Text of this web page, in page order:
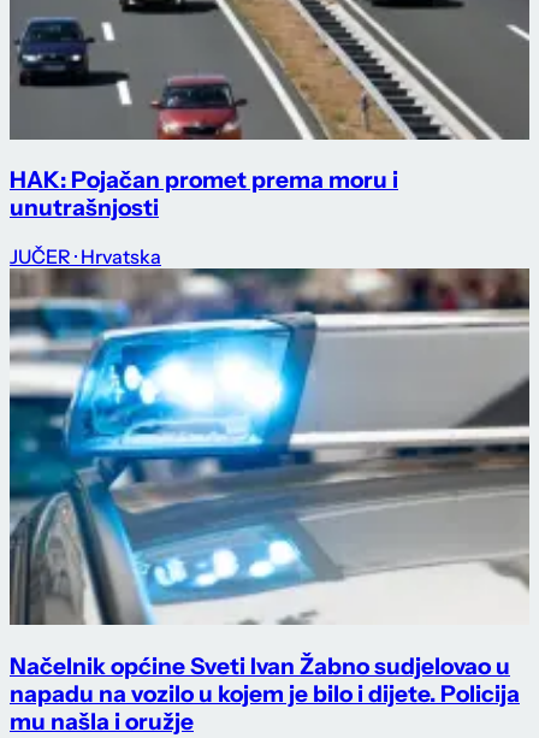
HAK: Pojačan promet prema moru i
unutrašnjosti
JUČER · Hrvatska
Načelnik općine Sveti Ivan Žabno sudjelovao u
napadu na vozilo u kojem je bilo i dijete. Policija
mu našla i oružje